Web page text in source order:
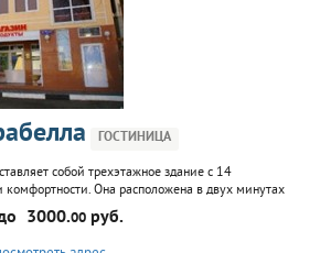
ГОСТИНИЦА
собой трехэтажное здание с 14
комфортности. Она расположена в двух минутах
магазинов и кафе. Желающие прокатиться
услугой такси. Остановка общественного
от гостиницы. Всем постояльцам
3000.00 руб.